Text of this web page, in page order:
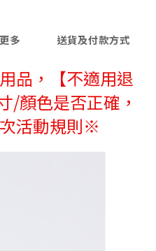
多 送貨及付款方式
品，
【不適用退
/顏色是否正確，
活動規則※